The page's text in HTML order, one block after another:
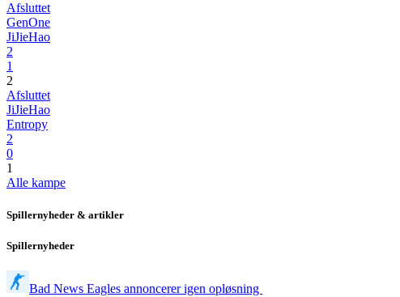
Afsluttet
GenOne
JiJieHao
2
1
2
Afsluttet
JiJieHao
Entropy
2
0
1
Alle kampe
Spillernyheder & artikler
Spillernyheder
Bad News Eagles annoncerer igen opløsning